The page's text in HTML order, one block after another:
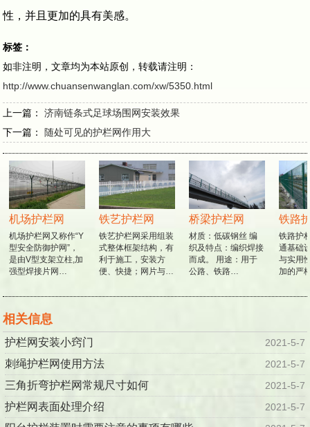
性，并且更加的具有美感。
标签：
如非注明，文章均为本站原创，转载请注明：
http://www.chuansenwanglan.com/xw/5350.html
上一篇：济南链条式足球场围网安装效果
下一篇： 随处可见的护栏网作用大
机场护栏网
机场护栏网又称作“Y
型安全防御护网”，
是由V型支架立柱,加
强型焊接片网…
铁艺护栏网
铁艺护栏网采用组装
式整体框架结构，有
利于施工，安装方
便、快捷；网片与…
桥梁护栏网
材质：低碳钢丝 编
织及特点：编织焊接
而成。 用途：用于
公路、铁路…
铁路
铁路护
通基础
与实用
加的严
相关信息
护栏网安装小窍门 2021-5-7
刺绳护栏网使用方法 2021-5-7
三角折弯护栏网常规尺寸如何 2021-5-7
护栏网表面处理介绍 2021-5-7